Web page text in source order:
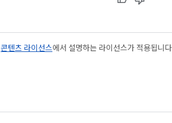
콘텐츠 라이선스에서 설명하는 라이선스가 적용됩